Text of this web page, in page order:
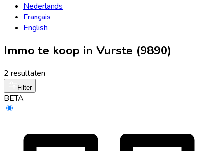
Nederlands
Français
English
Immo te koop in Vurste (9890)
2 resultaten
Filter
BETA